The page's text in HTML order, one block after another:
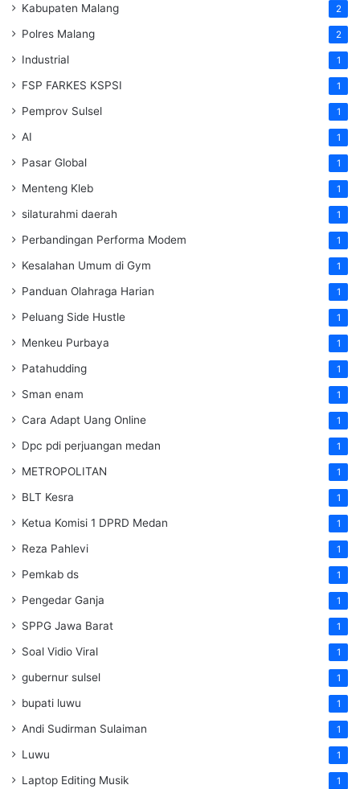
Kabupaten Malang 2
Polres Malang 2
Industrial 1
FSP FARKES KSPSI 1
Pemprov Sulsel 1
AI 1
Pasar Global 1
Menteng Kleb 1
silaturahmi daerah 1
Perbandingan Performa Modem 1
Kesalahan Umum di Gym 1
Panduan Olahraga Harian 1
Peluang Side Hustle 1
Menkeu Purbaya 1
Patahudding 1
Sman enam 1
Cara Adapt Uang Online 1
Dpc pdi perjuangan medan 1
METROPOLITAN 1
BLT Kesra 1
Ketua Komisi 1 DPRD Medan 1
Reza Pahlevi 1
Pemkab ds 1
Pengedar Ganja 1
SPPG Jawa Barat 1
Soal Vidio Viral 1
gubernur sulsel 1
bupati luwu 1
Andi Sudirman Sulaiman 1
Luwu 1
Laptop Editing Musik 1